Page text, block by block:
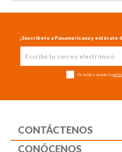
¡Suscríbete a Panamericana y
He leído y acepto la
CONTÁCTENOS
CONÓCENOS